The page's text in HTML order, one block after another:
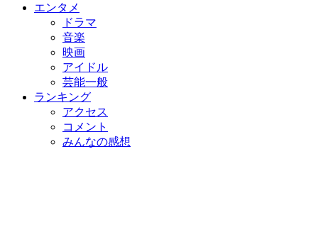
エンタメ
ドラマ
音楽
映画
アイドル
芸能一般
ランキング
アクセス
コメント
みんなの感想